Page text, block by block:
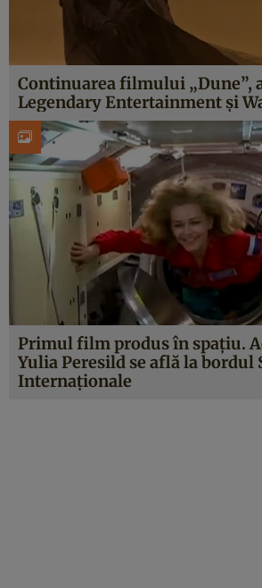
Continuarea filmului „Dune”,
Legendary Entertainment și
Primul film produs în spațiu.
Yulia Peresild se află la bordul
Internaționale